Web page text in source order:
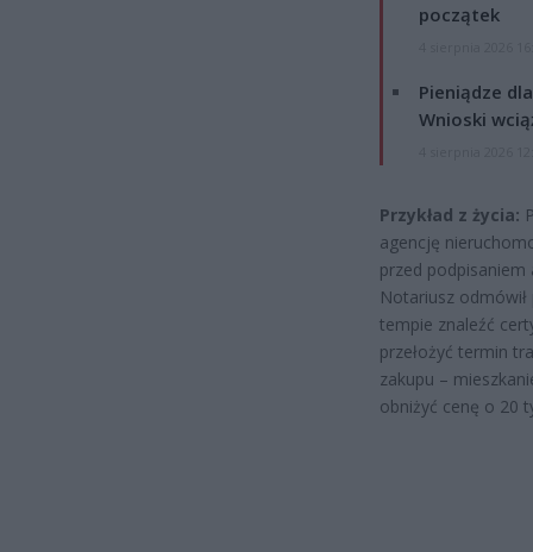
początek
Pieniądze
Wnioski
Przykład z życia:
agencję
przed podpisaniem
Notariusz
tempie znaleźć
przełożyć termin
zakupu –
obniżyć cenę o 20